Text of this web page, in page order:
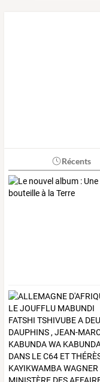
Récents